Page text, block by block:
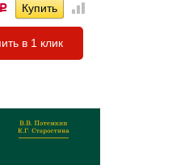
Р
в 1 клик